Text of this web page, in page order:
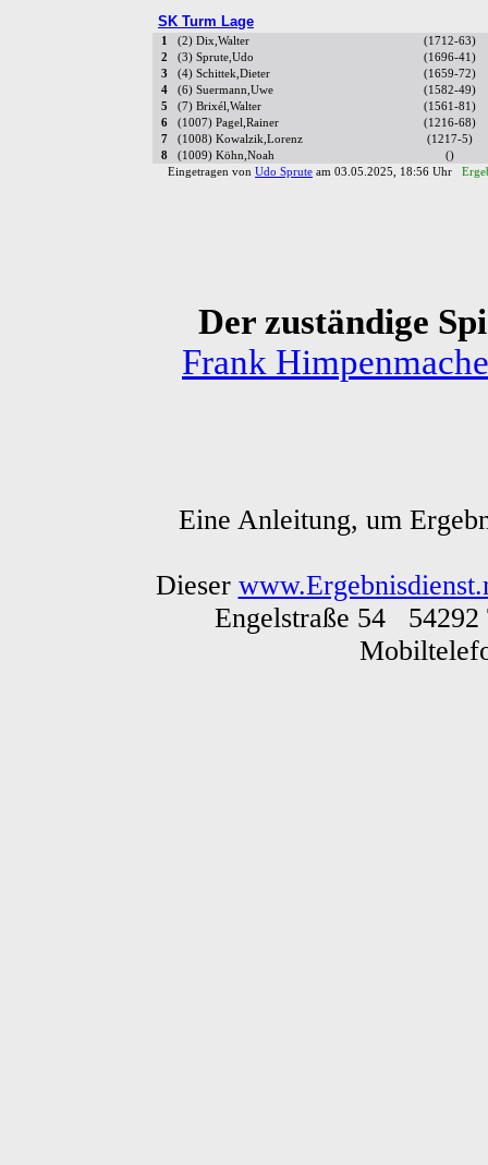
SK Turm Lage
1 (2) Dix,Walter
(1712-63)
2
(3) Sprute,Udo
(1696-41)
3
(4) Schittek,Dieter
(1659-72)
4
(6) Suermann,Uwe
(1582-49)
5
(7) Brixél,Walter
(1561-81)
6
(1007) Pagel,Rainer
(1216-68)
7
(1008) Kowalzik,Lorenz
(1217-5)
8
(1009) Köhn,Noah
()
Eingetragen von Udo Sprute am 03.05.2025, 18:56 Uhr
Der zuständige
Frank
Eine Anleitung, um
Dieser
Engelstraße 54